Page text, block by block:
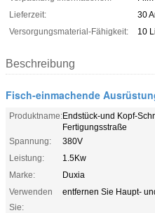
Lieferzeit:
30
Versorgungsmaterial-Fähigkeit:
10
Beschreibung
Fisch-einmachende
Produktname:Endstück-und Kopf-
Fertigungsstraße
Spannung:
380V
Leistung:
1.5Kw
Marke:
Duxia
Verwenden
Sie:
entfernen Sie Haupt-